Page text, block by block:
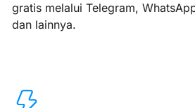
gratis melalui Telegram,
dan lainnya.